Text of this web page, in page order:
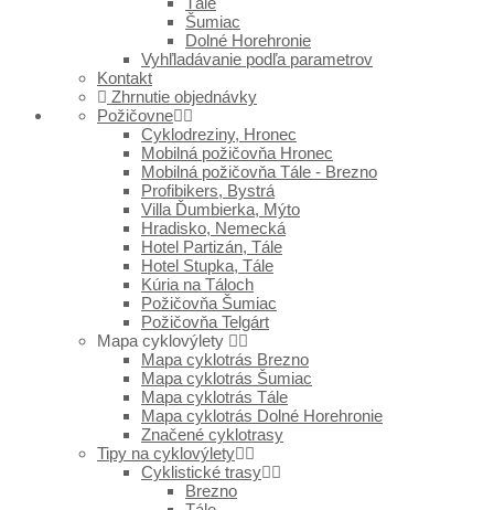
Šumiac
Dolné Horehronie
Vyhľladávanie podľa parametrov
Kontakt
Zhrnutie objednávky
Požičovne
Cyklodreziny, Hronec
Mobilná požičovňa Hronec
Mobilná požičovňa Tále - Brezno
Profibikers, Bystrá
Villa Ďumbierka, Mýto
Hradisko, Nemecká
Hotel Partizán, Tále
Hotel Stupka, Tále
Kúria na Táloch
Požičovňa Šumiac
Požičovňa Telgárt
Mapa cyklovýlety
Mapa cyklotrás Brezno
Mapa cyklotrás Šumiac
Mapa cyklotrás Tále
Mapa cyklotrás Dolné Horehronie
Značené cyklotrasy
Tipy na cyklovýlety
Cyklistické trasy
Brezno